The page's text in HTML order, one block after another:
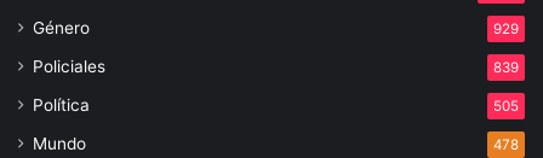
Género 929
Policiales 839
Política 505
Mundo 478